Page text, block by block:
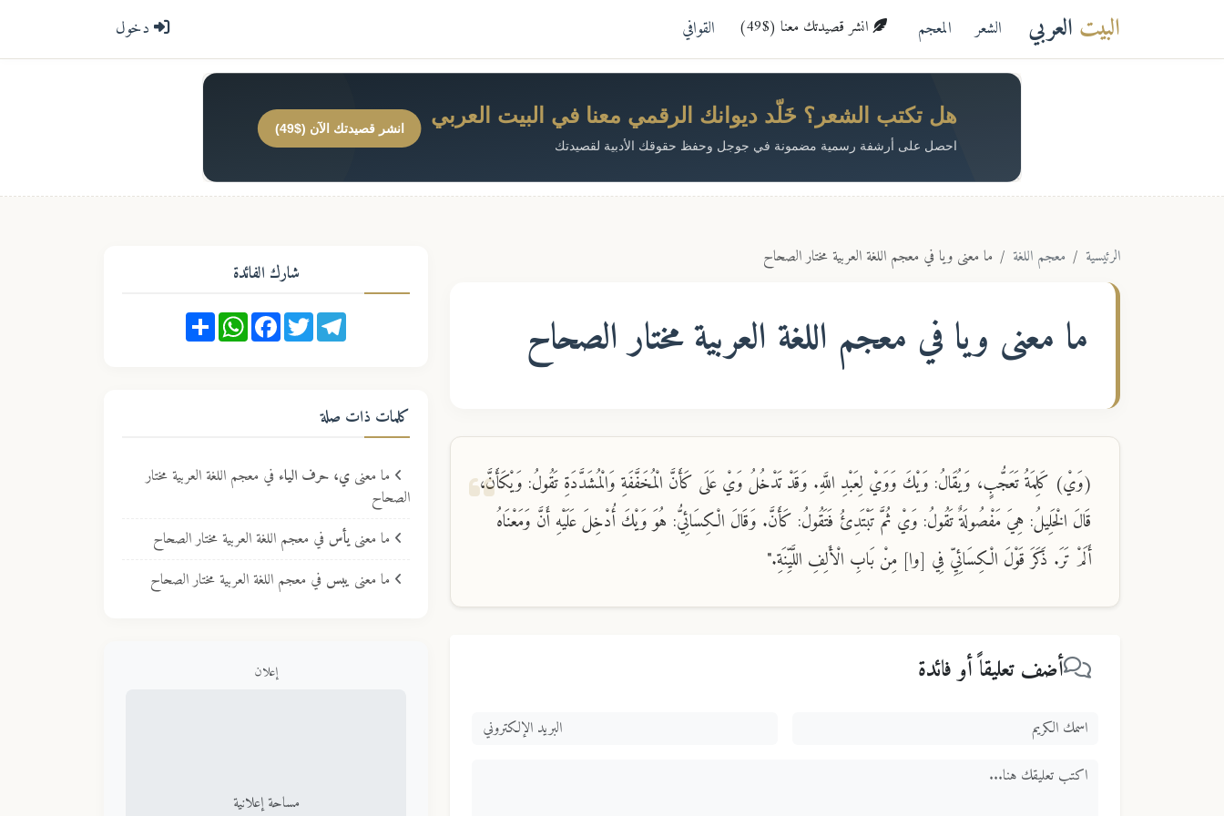
البيت العربي الشعر المعجم انشر قصيدتك معنا ($49) القوافي دخول
هل تكتب الشعر؟ خَلّد ديوانك الرقمي معنا في البيت العربي
احصل على أرشفة رسمية مضمونة في جوجل وحفظ حقوقك الأدبية لقصيدتك
انشر قصيدتك الآن ($49)
الرئيسية معجم اللغة ما معنى ويا في معجم اللغة العربية مختار الصحاح
ما معنى ويا في معجم اللغة العربية مختار الصحاح
(وَيْ) كَلِمَةُ تَعَجُّبٍ، وَيُقَالُ: وَيْكَ وَوَيْ لِعَبْدِ اللَّهِ. وَقَدْ تَدْخُلُ وَيْ عَلَى كَأَنَّ الْمُخَفَّفَةِ وَالْمُشَدَّدَةِ تَقُولُ: وَيْكَأَنَّ،
قَالَ الْخَلِيلُ: هِيَ مَفْصُولَةٌ تَقُولُ: وَيْ ثُمَّ تَبْتَدِئُ فَتَقُولُ: كَأَنَّ. وَقَالَ الْكِسَائِيُّ: هُوَ وَيْكَ أُدْخِلَ عَلَيْهِ أَنَّ وَمَعْنَاهُ
أَلَمْ تَرَ. ذَكَرَ قَوْلَ الْكِسَائِيِّ فِي [وا] مِنْ بَابِ الْأَلِفِ اللَّيِّنَةِ."
أضف تعليقاً أو فائدة
شارك الفائدة
Share
WhatsAppFacebookTwitterTelegram
كلمات ذات صلة
ما معنى ي، حرف الياء في معجم اللغة العربية مختار
الصحاح
ما معنىيأسفي معجم اللغة العربية مختار الصحاح
ما معنى يبس في معجم اللغة العربية مختار الصحاح
إعلان
مساحة إعلانية